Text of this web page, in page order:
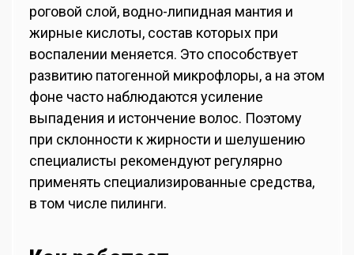
роговой слой, водно-липидная мантия и
жирные кислоты, состав которых при
воспалении меняется. Это способствует
развитию патогенной микрофлоры, а на этом
фоне часто наблюдаются усиление
выпадения и истончение волос. Поэтому
при склонности к жирности и шелушению
специалисты рекомендуют регулярно
применять специализированные средства,
в том числе пилинги.